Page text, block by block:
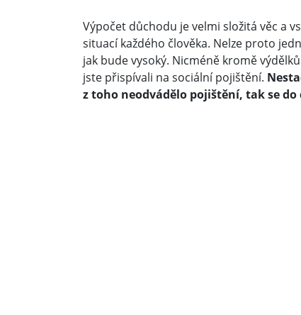
Výpočet důchodu je velmi složitá věc a
situací každého člověka. Nelze proto
jak bude vysoký. Nicméně kromě
jste přispívali na sociální pojištění.
z toho neodvádělo pojištění, tak se